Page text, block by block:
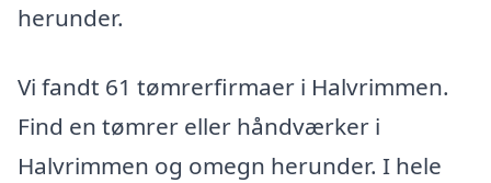
herunder.
Vi fandt 61 tømrerfirmaer i Halvrimmen.
Find en tømrer eller håndværker i
Halvrimmen og omegn herunder. I hele